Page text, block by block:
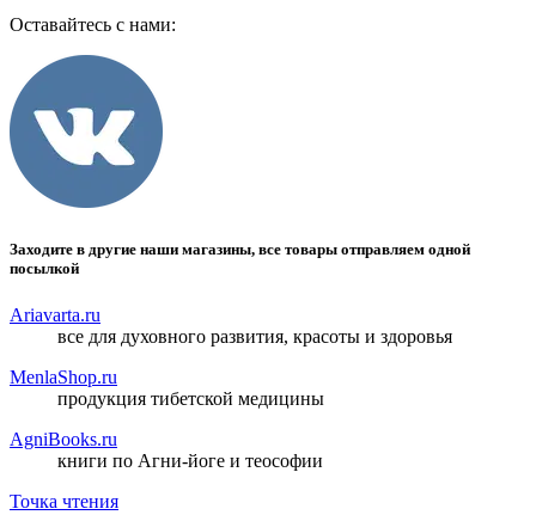
Оставайтесь с нами:
Заходите в другие наши магазины, все товары отправляем одной
посылкой
Ariavarta.ru
все для духовного развития, красоты и здоровья
MenlaShop.ru
продукция тибетской медицины
AgniBooks.ru
книги по Агни-йоге и теософии
Точка чтения